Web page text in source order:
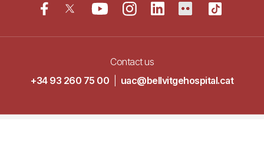
Contact us
+34 93 260 75 00
uac@bellvitgehospital.cat